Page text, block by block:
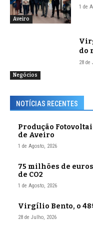
Aveiro
1 de
Negócios
do
28 de
NOTÍCIAS RECENTES
Produção
de Aveiro
1 de Agosto, 2026
75 milhões de
de CO2
1 de Agosto, 2026
Virgílio Bento, o
28 de Julho, 2026